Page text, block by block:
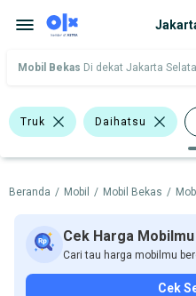
Mobil Bekas Di dekat Jakarta
Truk Daihatsu
Merek Dan Model
Tipe Bodi Tipe
Beranda / Mobil / Mobil Bekas /
Cek Harga Mobilmu
Cari tau harga mobilmu
Cek